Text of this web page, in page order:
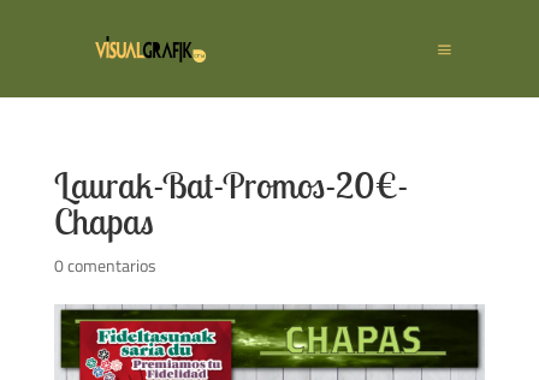
Laurak-Bat-Promos-20€-
Chapas
0 comentarios